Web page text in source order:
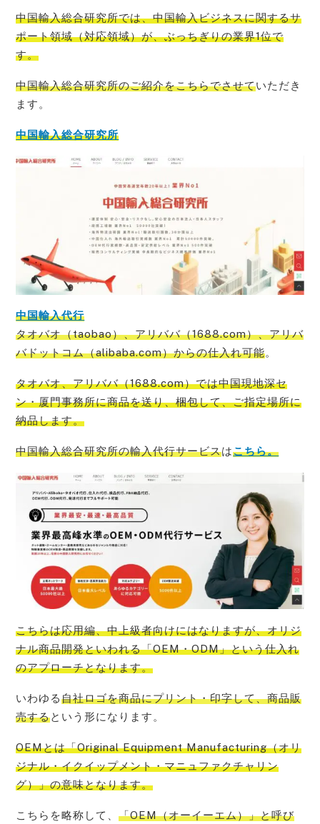
中国輸入総合研究所では、中国輸入ビジネスに関するサ
ポート領域（対応領域）が、ぶっちぎりの業界1位で
す。
中国輸入総合研究所のご紹介をこちらでさせていただき
ます。
中国輸入総合研究所
中国輸入代行
タオバオ（taobao）、アリババ（1688.com）、アリバ
バドットコム（alibaba.com）からの仕入れ可能。
タオバオ、アリババ（1688.com）では中国現地深セ
ン・厦門事務所に商品を送り、梱包して、ご指定場所に
納品します。
中国輸入総合研究所の輸入代行サービスはこちら。
こちらは応用編、中上級者向けにはなりますが、オリジ
ナル商品開発といわれる「OEM・ODM」という仕入れ
のアプローチとなります。
いわゆる自社ロゴを商品にプリント・印字して、商品販
売するという形になります。
OEMとは「Original Equipment Manufacturing（オリ
ジナル・イクイップメント・マニュファクチャリン
グ）」の意味となります。
こちらを略称して、「OEM（オーイーエム）」と呼び